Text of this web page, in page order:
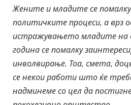
Жените и младите се
политичките процеси, а врз
истражувањето младите на
година се помалку
инволвирање. Тоа, смета,
се некои работи што ќе
надминеме со цел да